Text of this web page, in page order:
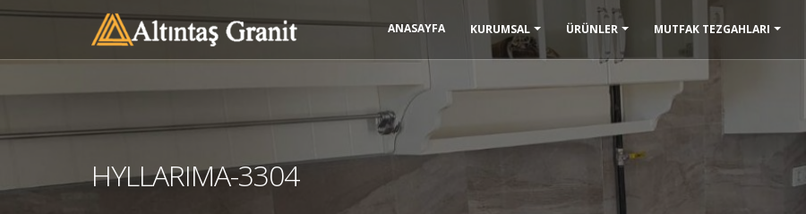
ANASAYFA KURUMSAL ÜRÜNLER MUTFAK TEZGAHLARI
HYLLARIMA-3304